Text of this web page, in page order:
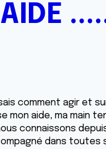
comment agir et
mon aide, ma main
connaissons
dans